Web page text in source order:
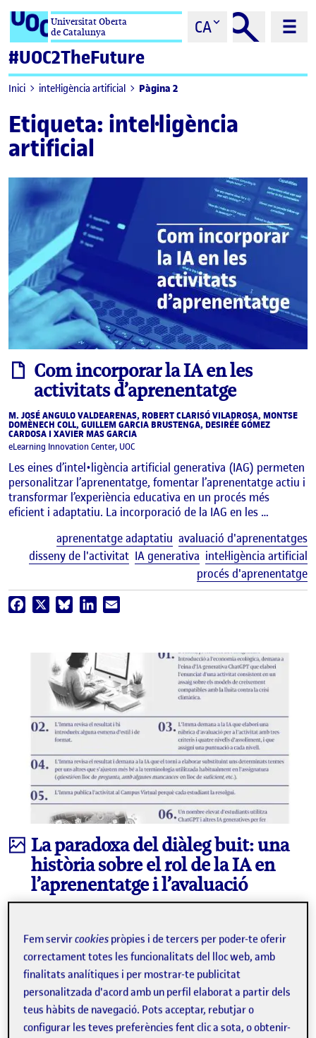
Saltar al contingutUniversitat Oberta
de Catalunya
CA
#UOC2TheFuture
Inici intel·ligència artificial Pàgina 2
Etiqueta: intel·ligència
artificial
informe
Com incorporar la IA en les
activitats d’aprenentatge
M. JOSÉ ANGULO VALDEARENAS, ROBERT CLARISÓ VILADROSA, MONTSE
DOMÈNECH COLL, GUILLEM GARCIA BRUSTENGA, DESIRÉE GÓMEZ
CARDOSA I XAVIER MAS GARCIA
eLearning Innovation Center, UOC
Les eines d’intel•ligència artificial generativa (IAG) permeten
personalitzar l’aprenentatge, fomentar l’aprenentatge actiu i
transformar l’experiència educativa en un procés més
eficient i adaptatiu. La incorporació de la IAG en les …
aprenentatge adaptatiu avaluació d'aprenentatges
disseny de l'activitat IA generativa intel·ligència artificial
procés d'aprenentatge
Facebook BlueskyLinkedIn
Infografia
La paradoxa del diàleg buit: una
història sobre el rol de la IA en
l’aprenentatge i l’avaluació
La utilització inadequada i incoherent de la IA, ja sigui per
part dels estudiants en la realització d’activitats o per part
dels docents durant el procés d’avaluació, pot conduir a …
avaluació d'aprenentatges IA generativa
intel·ligència artificial
Fem servircookies pròpies i de tercers per poder-te oferir
correctament totes les funcionalitats del lloc web, amb
finalitats analítiques i per mostrar-te publicitat
personalitzada d'acord amb un perfil elaborat a partir dels
teus hàbits de navegació. Pots acceptar, rebutjar o
configurar les teves preferències fent clic a sota, o obtenir-